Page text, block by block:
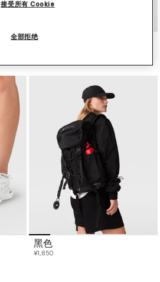
TrueNature高尔夫裙裤
黑色
¥1,850
全部拒绝
接受所有 Cookie